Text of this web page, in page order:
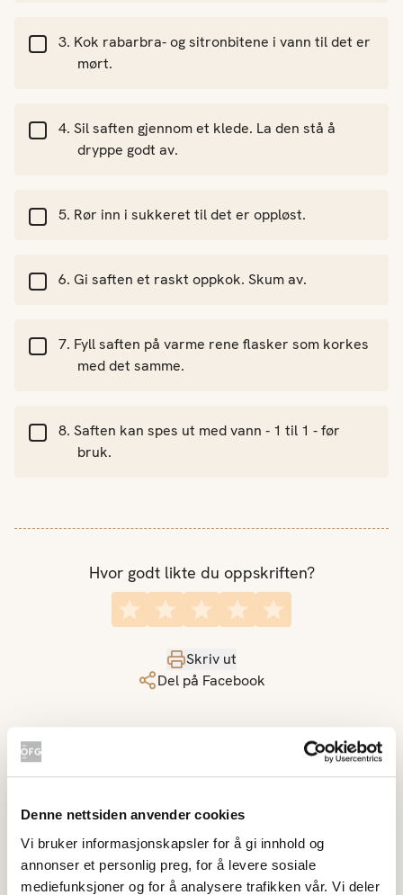
Denne nettsiden anvender cookies
Vi bruker informasjonskapsler for å gi innhold og
annonser et personlig preg, for å levere sosiale
mediefunksjoner og for å analysere trafikken vår. Vi deler
Kok rabarbra- og sitronbitene i vann til det er
mørt.
Sil saften gjennom et klede. La den stå å
dryppe godt av.
Rør inn i sukkeret til det er oppløst.
Gi saften et raskt oppkok. Skum av.
Fyll saften på varme rene flasker som korkes
med det samme.
Saften kan spes ut med vann - 1 til 1 - før
bruk.
Hvor godt likte du oppskriften?
Skriv ut
Del på Facebook
Godt med rabarbra
Rabarbra- og jordbærsmoothie